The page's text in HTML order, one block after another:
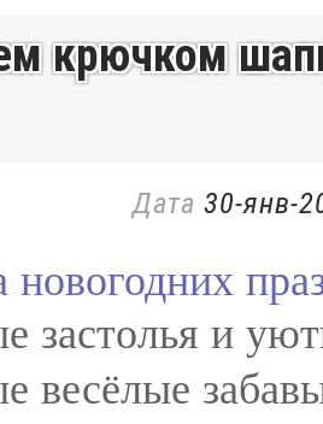
крючком
Дата 30-янв-
новогодних
застолья и
весёлые